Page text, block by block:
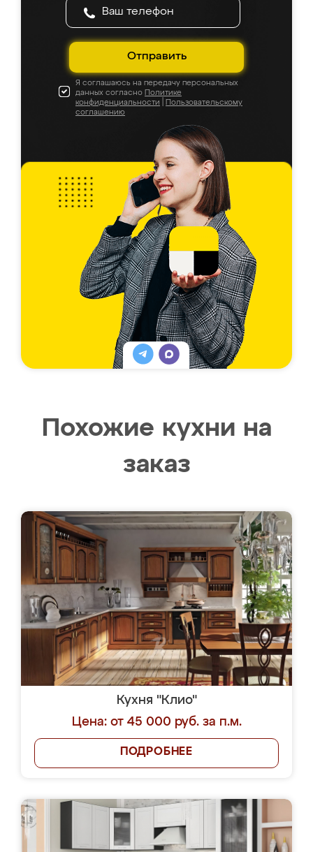
Отправить
Я соглашаюсь на передачу персональных
данных согласно Политике
конфиденциальности
Пользовательскому
соглашению
Похожие кухни на
заказ
Кухня "Клио"
Цена: от 45 000 руб. за п.м.
ПОДРОБНЕЕ